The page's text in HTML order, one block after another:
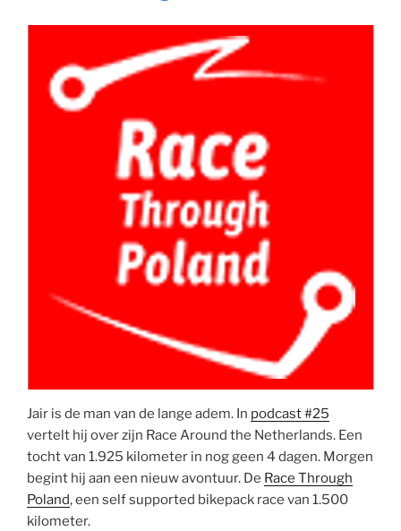
Jair is de man van de lange adem. In podcast #25
vertelt hij over zijn Race Around the Netherlands. Een
tocht van 1.925 kilometer in nog geen 4 dagen. Morgen
begint hij aan een nieuw avontuur. De Race Through
Poland, een self supported bikepack race van 1.500
kilometer.